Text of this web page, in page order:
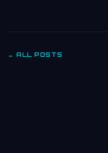
← ALL POSTS